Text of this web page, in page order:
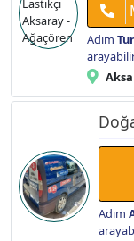
Adım
Adım